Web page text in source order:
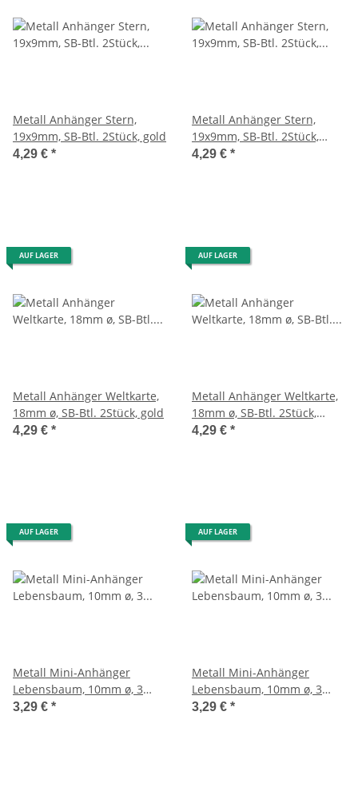
Metall Anhänger Stern,
19x9mm, SB-Btl. 2Stück, gold
4,29 € *
Metall Anhänger Stern,
19x9mm, SB-Btl. 2Stück,
silber
4,29 € *
AUF LAGER
Metall Anhänger Weltkarte,
18mm ø, SB-Btl. 2Stück, gold
4,29 € *
AUF LAGER
Metall Anhänger Weltkarte,
18mm ø, SB-Btl. 2Stück,
silber
4,29 € *
AUF LAGER
Metall Mini-Anhänger
Lebensbaum, 10mm ø, 3
Stück, silber
3,29 € *
AUF LAGER
Metall Mini-Anhänger
Lebensbaum, 10mm ø, 3
Stück, gold
3,29 € *